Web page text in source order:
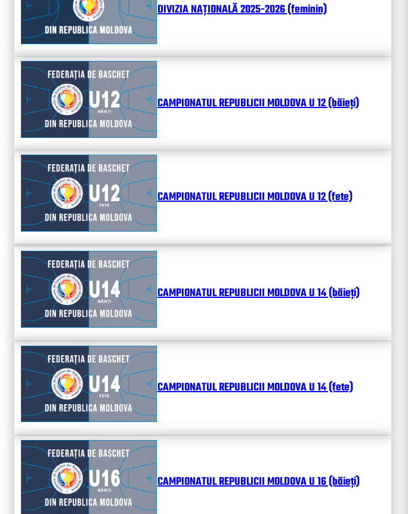
DIVIZIA NAȚIONALĂ 2025-2026 (feminin)
CAMPIONATUL REPUBLICII MOLDOVA U 12 (băieți)
CAMPIONATUL REPUBLICII MOLDOVA U 12 (fete)
CAMPIONATUL REPUBLICII MOLDOVA U 14 (băieți)
CAMPIONATUL REPUBLICII MOLDOVA U 14 (fete)
CAMPIONATUL REPUBLICII MOLDOVA U 16 (băieți)